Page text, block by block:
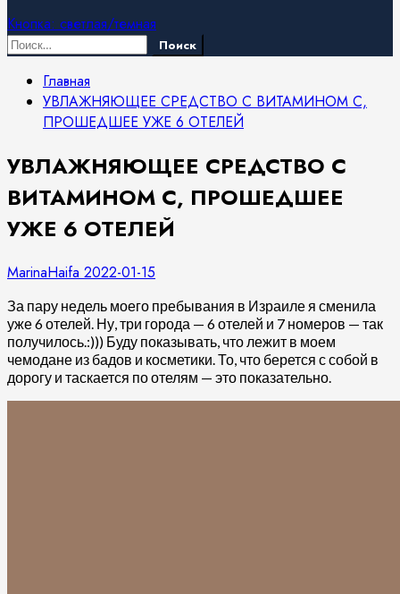
Кнопка: светлая/темная
Найти:
Главная
УВЛАЖНЯЮЩЕЕ СРЕДСТВО С ВИТАМИНОМ С,
ПРОШЕДШЕЕ УЖЕ 6 ОТЕЛЕЙ
УВЛАЖНЯЮЩЕЕ СРЕДСТВО С
ВИТАМИНОМ С, ПРОШЕДШЕЕ
УЖЕ 6 ОТЕЛЕЙ
MarinaHaifa 2022-01-15
За пару недель моего пребывания в Израиле я сменила
уже 6 отелей. Ну, три города — 6 отелей и 7 номеров — так
получилось.:))) Буду показывать, что лежит в моем
чемодане из бадов и косметики. То, что берется с собой в
дорогу и таскается по отелям — это показательно.